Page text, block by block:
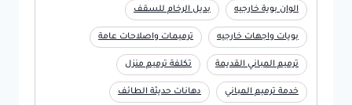
الوان بوية خارجيه بديل الرخام للسقف
بويات واجهات خارجيه ترميمات واصلاحات عامة
ترميم المباني القديمة تكلفة ترميم منزل
خدمة ترميم المباني دهانات حديثة الطائف